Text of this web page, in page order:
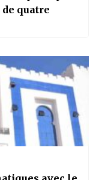
quatre